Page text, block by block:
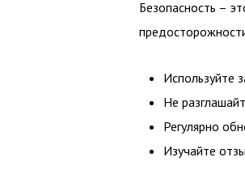
Безопасность –
Используйте
Не
Регулярно
Изучайте